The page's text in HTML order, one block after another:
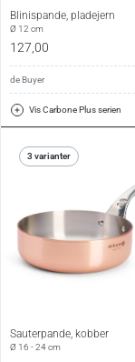
Blinispande, pladejern
Ø 12 cm
127,00
de Buyer
Vis Carbone Plus serien
3 varianter
Sauterpande, kobber
Ø 16 - 24 cm